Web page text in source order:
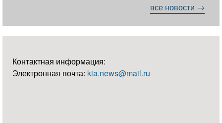
все новости →
Контактная информация:
Электронная почта: kia.news@mail.ru